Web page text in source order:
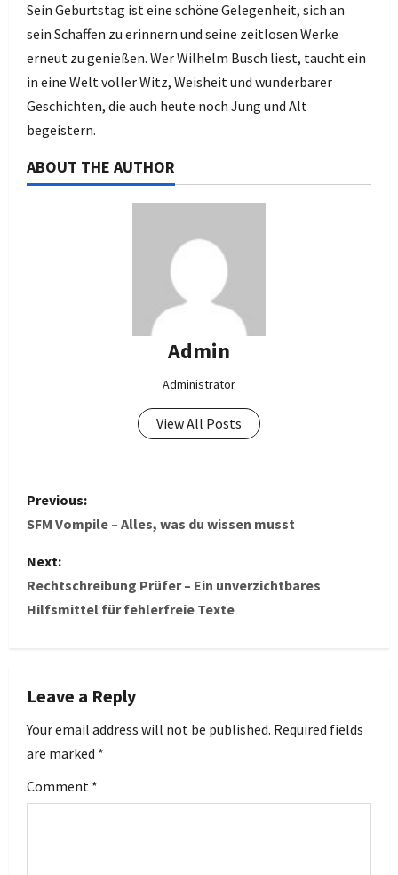
Sein Geburtstag ist eine schöne Gelegenheit, sich an
sein Schaffen zu erinnern und seine zeitlosen Werke
erneut zu genießen. Wer Wilhelm Busch liest, taucht ein
in eine Welt voller Witz, Weisheit und wunderbarer
Geschichten, die auch heute noch Jung und Alt
begeistern.
ABOUT THE AUTHOR
Admin
Administrator
View All Posts
P
o
s
t
v
i
g
Previous:
SFM Vompile – Alles, was du wissen musst
Next:
Rechtschreibung Prüfer – Ein unverzichtbares
Hilfsmittel für fehlerfreie Texte
Leave a Reply
Your email address will not be published. Required fields
are marked *
Comment *